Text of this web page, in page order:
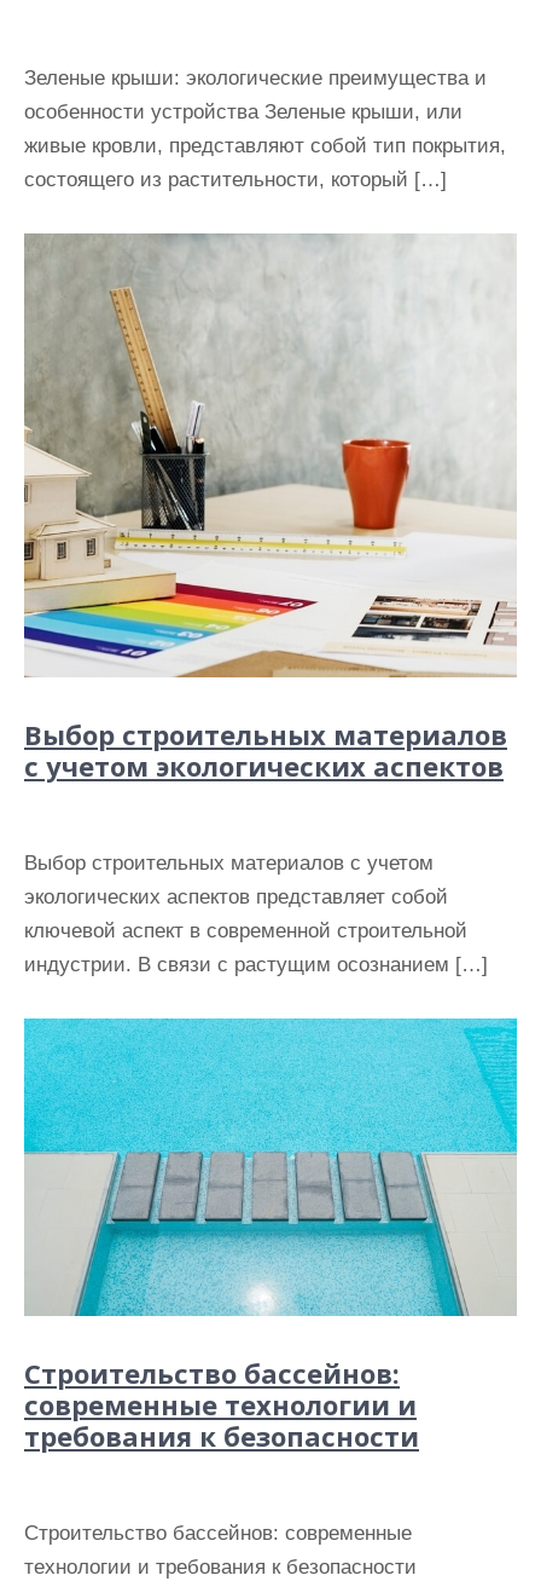
Зеленые крыши: экологические преимущества и
особенности устройства Зеленые крыши, или
живые кровли, представляют собой тип покрытия,
состоящего из растительности, который […]
Выбор строительных материалов
с учетом экологических аспектов
Выбор строительных материалов с учетом
экологических аспектов представляет собой
ключевой аспект в современной строительной
индустрии. В связи с растущим осознанием […]
Строительство бассейнов:
современные технологии и
требования к безопасности
Строительство бассейнов: современные
технологии и требования к безопасности